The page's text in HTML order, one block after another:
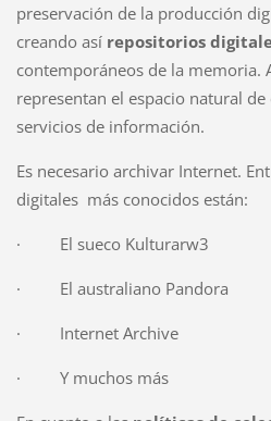
preservación de la producción
creando así repositorios
contemporáneos de la memoria.
representan el espacio natural
servicios de información.
Es necesario archivar Internet.
digitales más conocidos están:
· El sueco Kulturarw3
· El australiano Pandora
· Internet Archive
· Y muchos más